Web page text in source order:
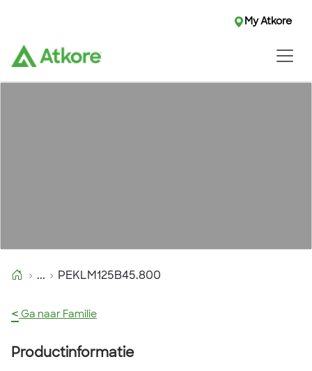
My Atkore
... PEKLM125B45.800
< Ga naar Familie
Productinformatie